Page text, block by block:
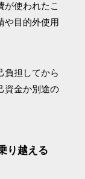
が使われたこ
や目的外使用
負担してから
資金か別途の
り越える